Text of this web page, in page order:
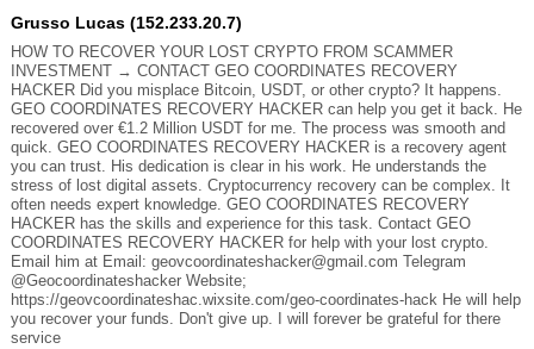
Grusso Lucas (152.233.20.7)
HOW TO RECOVER YOUR LOST CRYPTO FROM SCAMMER
INVESTMENT → CONTACT GEO COORDINATES RECOVERY
HACKER Did you misplace Bitcoin, USDT, or other crypto? It happens.
GEO COORDINATES RECOVERY HACKER can help you get it back. He
recovered over €1.2 Million USDT for me. The process was smooth and
quick. GEO COORDINATES RECOVERY HACKER is a recovery agent
you can trust. His dedication is clear in his work. He understands the
stress of lost digital assets. Cryptocurrency recovery can be complex. It
often needs expert knowledge. GEO COORDINATES RECOVERY
HACKER has the skills and experience for this task. Contact GEO
COORDINATES RECOVERY HACKER for help with your lost crypto.
Email him at Email: geovcoordinateshacker@gmail.com Telegram
@Geocoordinateshacker Website;
https://geovcoordinateshac.wixsite.com/geo-coordinates-hack He will help
you recover your funds. Don't give up. I will forever be grateful for there
service